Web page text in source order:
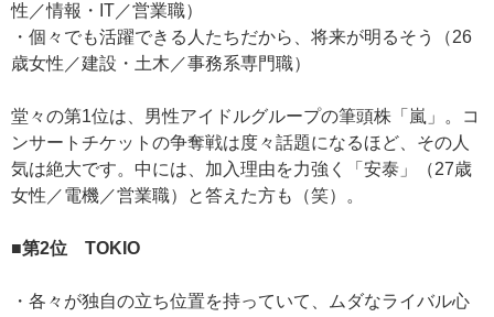
性／情報・IT／営業職）
・個々でも活躍できる人たちだから、将来が明るそう（26
歳女性／建設・土木／事務系専門職）
堂々の第1位は、男性アイドルグループの筆頭株「嵐」。コ
ンサートチケットの争奪戦は度々話題になるほど、その人
気は絶大です。中には、加入理由を力強く「安泰」（27歳
女性／電機／営業職）と答えた方も（笑）。
■第2位 TOKIO
・各々が独自の立ち位置を持っていて、ムダなライバル心